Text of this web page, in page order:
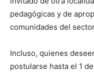
pedagógicas y de
comunidades del
Incluso, quienes
postularse hasta el 1